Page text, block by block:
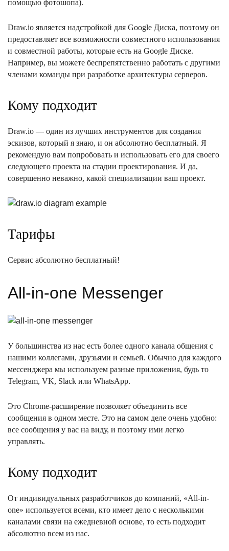
помощью фотошопа).
Draw.io является надстройкой для Google Диска, поэтому он
предоставляет все возможности совместного использования
и совместной работы, которые есть на Google Диске.
Например, вы можете беспрепятственно работать с другими
членами команды при разработке архитектуры серверов.
Кому подходит
Draw.io — один из лучших инструментов для создания
эскизов, который я знаю, и он абсолютно бесплатный. Я
рекомендую вам попробовать и использовать его для своего
следующего проекта на стадии проектирования. И да,
совершенно неважно, какой специализации ваш проект.
Тарифы
Сервис абсолютно бесплатный!
All-in-one Messenger
У большинства из нас есть более одного канала общения с
нашими коллегами, друзьями и семьей. Обычно для каждого
мессенджера мы используем разные приложения, будь то
Telegram, VK, Slack или WhatsApp.
Это Chrome-расширение позволяет объединить все
сообщения в одном месте. Это на самом деле очень удобно:
все сообщения у вас на виду, и поэтому ими легко
управлять.
Кому подходит
От индивидуальных разработчиков до компаний, «All-in-
one» используется всеми, кто имеет дело с несколькими
каналами связи на ежедневной основе, то есть подходит
абсолютно всем из нас.